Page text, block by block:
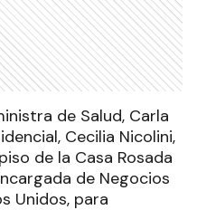
de Salud, Carla
Cecilia Nicolini,
de la Casa Rosada
de Negocios
Unidos, para